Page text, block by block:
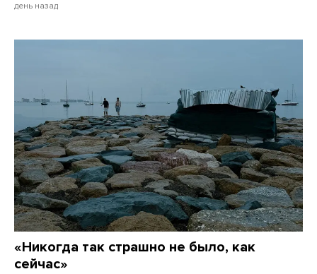
день назад
«Никогда так страшно не было, как
сейчас»